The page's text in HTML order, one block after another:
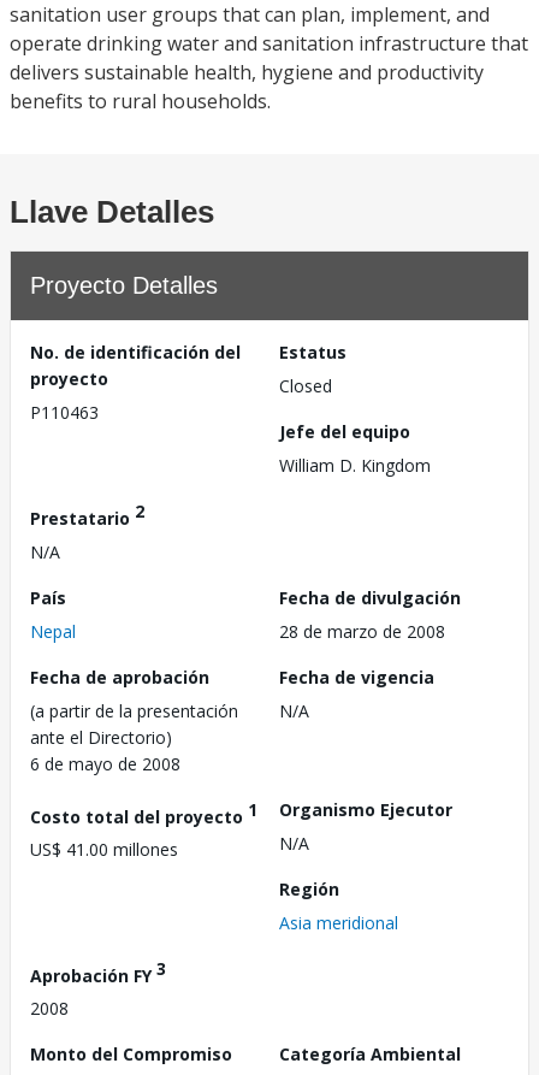
sanitation user groups that can plan, implement, and
operate drinking water and sanitation infrastructure that
delivers sustainable health, hygiene and productivity
benefits to rural households.
Llave Detalles
Proyecto Detalles
No. de identificación del
proyecto
P110463
Estatus
Closed
Jefe del equipo
William D. Kingdom
Prestatario 2
N/A
País
Nepal
Fecha de divulgación
28 de marzo de 2008
Fecha de aprobación
(a partir de la presentación
ante el Directorio)
6 de mayo de 2008
Fecha de vigencia
N/A
Costo total del proyecto 1
US$ 41.00 millones
Organismo Ejecutor
N/A
Región
Asia meridional
Aprobación FY3
2008
Monto del Compromiso
Categoría Ambiental